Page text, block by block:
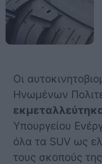
Οι
Ηνωμένων
Υπουργείου
όλα τα SUV ως
τους σκοπούς